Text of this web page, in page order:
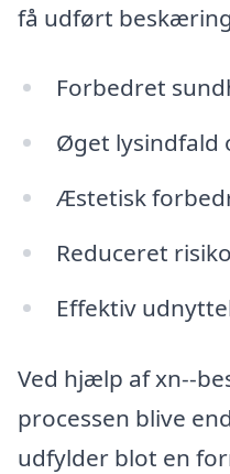
få udført
Forbedret
Øget lysindfald
Æstetisk
Reduceret
Effektiv
Ved hjælp af xn--
processen blive
udfylder blot en